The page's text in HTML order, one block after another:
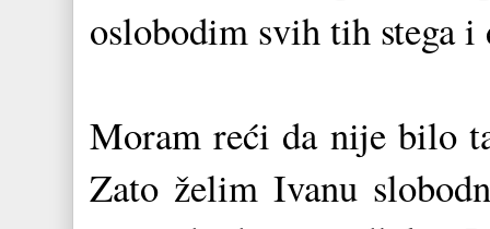
oslobodim svih tih stega i
Moram reći da nije bilo
Zato želim Ivanu